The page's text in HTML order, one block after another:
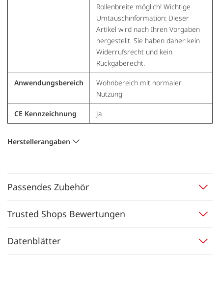
Rollenbreite möglich! Wichtige
Umtauschinformation: Dieser
Artikel wird nach Ihren Vorgaben
hergestellt. Sie haben daher kein
Widerrufsrecht und kein
Rückgaberecht.
Anwendungsbereich
Wohnbereich mit normaler
Nutzung
CE Kennzeichnung Ja
Herstellerangaben
Passendes Zubehör
Trusted Shops Bewertungen
Datenblätter